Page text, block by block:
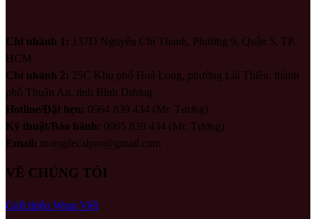
Chi nhánh 1: 137D Nguyễn Chí Thanh, Phường 9, Quận 5, TP.
HCM
Chi nhánh 2: 25C Khu phố Hoà Long, phường Lái Thiêu, thành
phố Thuận An, tỉnh Bình Dương
Hotline/Đặt hẹn: 0964 839 434 (Mr. Tương)
Kỹ thuật/Bảo hành: 0965 839 434 (Mr. Tương)
Email: tuongdecalpro@gmail.com
VỀ CHÚNG TÔI
Giới thiệu Wrap Việt